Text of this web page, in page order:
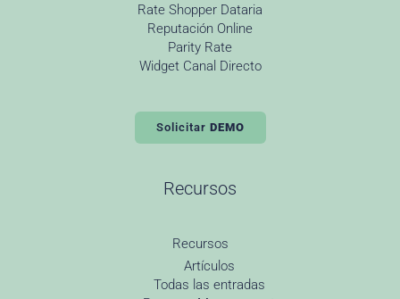
Rate Shopper Dataria
Reputación Online
Parity Rate
Widget Canal Directo
Solicitar DEMO
Recursos
Recursos
Artículos
Todas las entradas